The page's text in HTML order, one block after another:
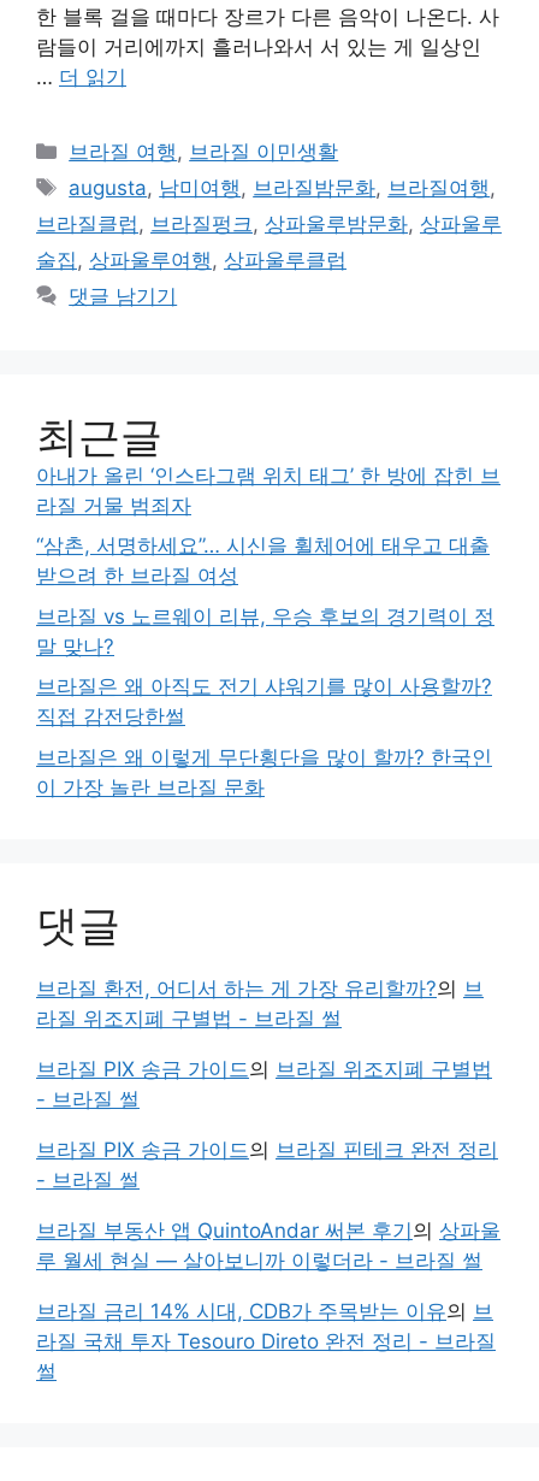
한 블록 걸을 때마다 장르가 다른 음악이 나온다. 사
람들이 거리에까지 흘러나와서 서 있는 게 일상인
… 더 읽기
카
리
브라질 여행 , 브라질 이민생활
태
그
augusta, 남미여행 , 브라질밤문화, 브라질여행 ,
브라질클럽 , 브라질펑크 , 상파울루밤문화, 상파울루
술집 , 상파울루여행 , 상파울루클럽
댓글 남기기
최근글
아내가 올린 ‘인스타그램 위치 태그’ 한 방에 잡힌 브
라질 거물 범죄자
“삼촌, 서명하세요”… 시신을 휠체어에 태우고 대출
받으려 한 브라질 여성
브라질 vs 노르웨이 리뷰, 우승 후보의 경기력이 정
말 맞나?
브라질은 왜 아직도 전기 샤워기를 많이 사용할까?
직접 감전당한썰
브라질은 왜 이렇게 무단횡단을 많이 할까? 한국인
이 가장 놀란 브라질 문화
댓글
브라질 환전, 어디서 하는 게 가장 유리할까?의 브
라질 위조지폐 구별법 - 브라질 썰
브라질 PIX 송금 가이드의 브라질 위조지폐 구별법
- 브라질 썰
브라질 PIX 송금 가이드의 브라질 핀테크 완전 정리
- 브라질 썰
브라질 부동산 앱 QuintoAndar 써본 후기의 상파울
루 월세 현실 — 살아보니까 이렇더라 - 브라질 썰
브라질 금리 14% 시대, CDB가 주목받는 이유의 브
라질 국채 투자 Tesouro Direto 완전 정리 - 브라질
썰